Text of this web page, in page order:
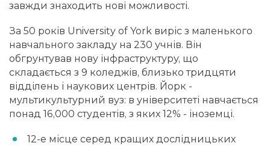
завжди знаходить нові можливості.
За 50 років University of York виріс з маленького
навчального закладу на 230 учнів. Він
обгрунтував нову інфраструктуру, що
складається з 9 коледжів, близько тридцяти
відділень і наукових центрів. Йорк -
мультикультурний вуз: в університеті навчається
понад 16,000 студентів, з яких 12% - іноземці.
12-е місце серед кращих дослідницьких